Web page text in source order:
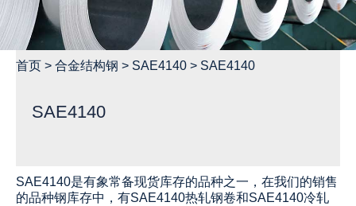
首页 > 合金结构钢 > SAE4140 > SAE4140
SAE4140
SAE4140是有象常备现货库存的品种之一，在我们的销售
的品种钢库存中，有SAE4140热轧钢卷和SAE4140冷轧